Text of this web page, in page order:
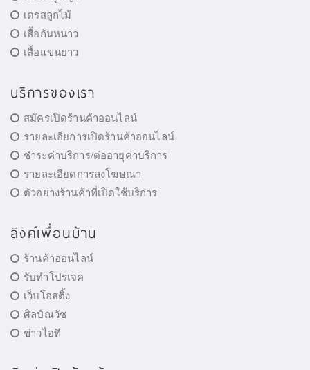
เดรสลูกไม้
เสื้อกันหนาว
เสื้อแขนยาว
บริการของเรา
สมัครเปิดร้านค้าออนไลน์
รายละเอียการเปิดร้านค้าออนไลน์
ชำระค่าบริการ/ต่ออายุค่าบริการ
รายละเอียดการลงโฆษณา
ตัวอย่างร้านค้าที่เปิดใช้บริการ
ลิงค์เพื่อนบ้าน
ร้านค้าออนไลน์
รับทำโปรเจค
เว็บโฮสติ้ง
ศิลป์ณวัช
ข่าวไอที